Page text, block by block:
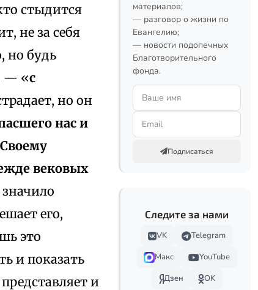
стыдится
не за себя
но будь
— «с
но он
нас и
вековых
его,
это
и показать
и
материалов;
— разговор о жизни по
Евангелию;
— новости подопечных
Благотворительного
фонда.
Подписаться
Следите за нами
VK
Telegram
Макс
YouTube
Дзен
OK